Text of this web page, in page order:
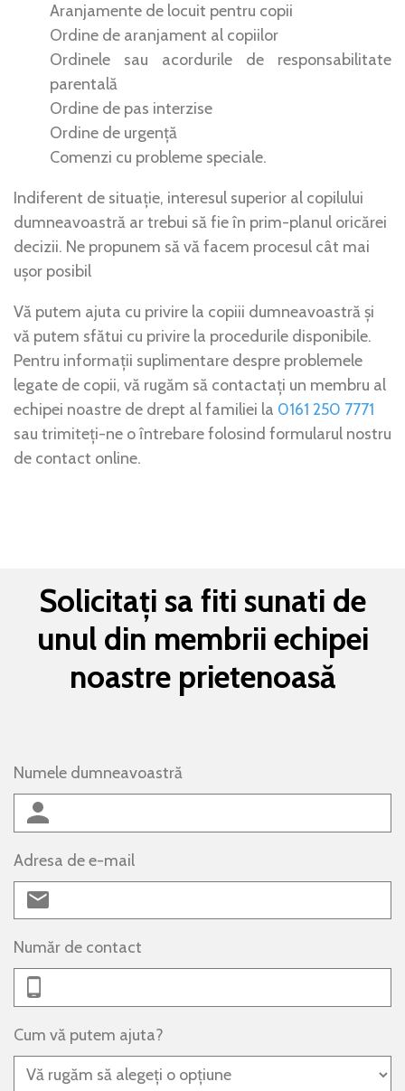
Aranjamente de locuit pentru copii
Ordine de aranjament al copiilor
Ordinele sau acordurile de responsabilitate
parentală
Ordine de pas interzise
Ordine de urgență
Comenzi cu probleme speciale.
Indiferent de situație, interesul superior al copilului
dumneavoastră ar trebui să fie în prim-planul oricărei
decizii. Ne propunem să vă facem procesul cât mai
ușor posibil
Vă putem ajuta cu privire la copiii dumneavoastră și
vă putem sfătui cu privire la procedurile disponibile.
Pentru informații suplimentare despre problemele
legate de copii, vă rugăm să contactați un membru al
echipei noastre de drept al familiei la 0161 250 7771
sau trimiteți-ne o întrebare folosind formularul nostru
de contact online.
Solicitați sa fiti sunati de
unul din membrii echipei
noastre prietenoasă
Numele dumneavoastră
Adresa de e-mail
Număr de contact
Cum vă putem ajuta?